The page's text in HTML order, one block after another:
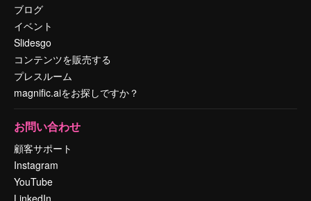
ブログ
イベント
Slidesgo
コンテンツを販売する
プレスルーム
magnific.aiをお探しですか？
お問い合わせ
顧客サポート
Instagram
YouTube
LinkedIn